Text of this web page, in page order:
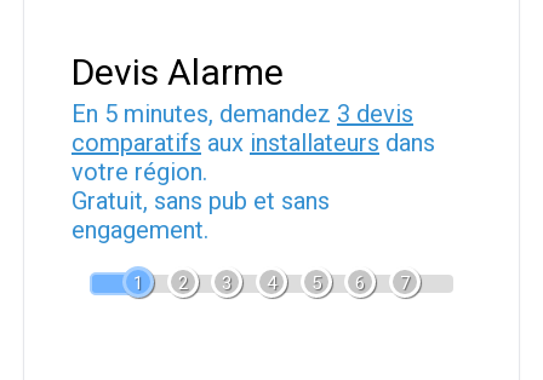
Devis Alarme
En 5 minutes, demandez 3 devis
comparatifs aux installateurs dans
votre région.
Gratuit, sans pub et sans
engagement.
1 2 3 4 5 6 7